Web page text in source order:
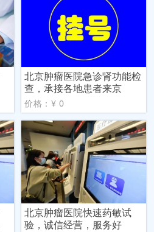
北京肿瘤医院急诊肾功能检
查，承接各地患者来京
价格：¥ 0
北京肿瘤医院快速药敏试
验，诚信经营，服务好